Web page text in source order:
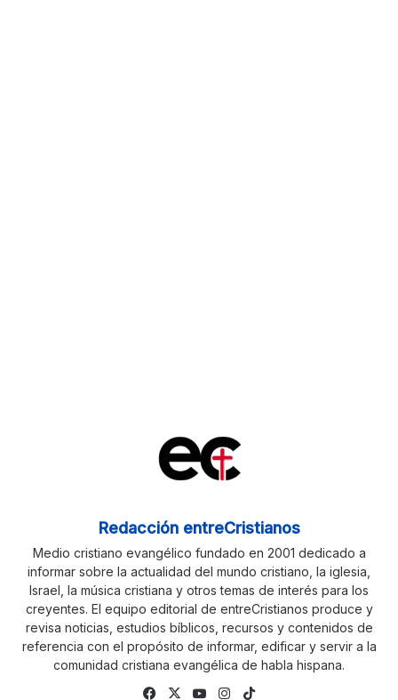
Redacción entreCristianos
Medio cristiano evangélico fundado en 2001 dedicado a
informar sobre la actualidad del mundo cristiano, la iglesia,
Israel, la música cristiana y otros temas de interés para los
creyentes. El equipo editorial de entreCristianos produce y
revisa noticias, estudios bíblicos, recursos y contenidos de
referencia con el propósito de informar, edificar y servir a la
comunidad cristiana evangélica de habla hispana.
Facebook
X YouTubeInstagram